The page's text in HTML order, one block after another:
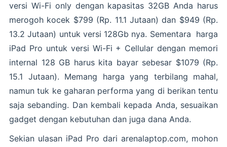
versi Wi-Fi only dengan kapasitas 32GB Anda harus
merogoh kocek $799 (Rp. 11.1 Jutaan) dan $949 (Rp.
13.2 Jutaan) untuk versi 128Gb nya. Sementara harga
iPad Pro untuk versi Wi-Fi + Cellular dengan memori
internal 128 GB harus kita bayar sebesar $1079 (Rp.
15.1 Jutaan). Memang harga yang terbilang mahal,
namun tuk ke gaharan performa yang di berikan tentu
saja sebanding. Dan kembali kepada Anda, sesuaikan
gadget dengan kebutuhan dan juga dana Anda.
Sekian ulasan iPad Pro dari arenalaptop.com, mohon